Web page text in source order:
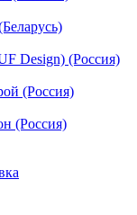
Design) (Россия)
(Россия)
(Россия)